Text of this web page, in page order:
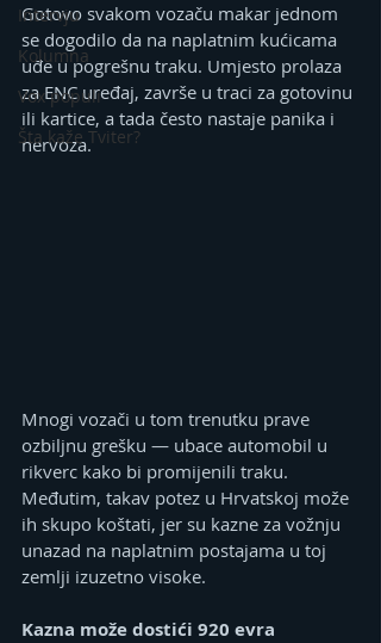
Intervju
Kolumna
Vox populi
Šta kaže Tviter?
Gotovo svakom vozaču makar jednom
se dogodilo da na naplatnim kućicama
uđe u pogrešnu traku. Umjesto prolaza
za ENC uređaj, završe u traci za gotovinu
ili kartice, a tada često nastaje panika i
nervoza.
Mnogi vozači u tom trenutku prave
ozbiljnu grešku — ubace automobil u
rikverc kako bi promijenili traku.
Međutim, takav potez u Hrvatskoj može
ih skupo koštati, jer su kazne za vožnju
unazad na naplatnim postajama u toj
zemlji izuzetno visoke.
Kazna može dostići 920 evra